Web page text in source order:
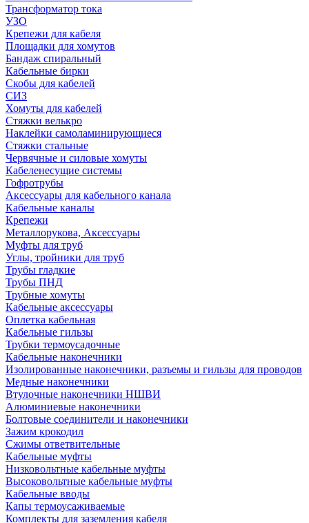
Трансформатор тока
УЗО
Крепежи для кабеля
Площадки для хомутов
Бандаж спиральный
Кабельные бирки
Cкобы для кабелей
СИЗ
Хомуты для кабелей
Стяжки велькро
Наклейки самоламинирующиеся
Стяжки стальные
Червячные и силовые хомуты
Кабеленесущие системы
Гофротрубы
Аксессуары для кабельного канала
Кабельные каналы
Крепежи
Металлорукова, Аксессуары
Муфты для труб
Углы, тройники для труб
Трубы гладкие
Трубы ПНД
Трубные хомуты
Кабельные аксессуары
Оплетка кабельная
Кабельные гильзы
Трубки термоусадочные
Кабельные наконечники
Изолированные наконечники, разъемы и гильзы для проводов
Медные наконечники
Втулочные наконечники НШВИ
Алюминиевые наконечники
Болтовые соединители и наконечники
Зажим крокодил
Сжимы ответвительные
Кабельные муфты
Низковольтные кабельные муфты
Высоковольтные кабельные муфты
Кабельные вводы
Капы термоусаживаемые
Комплекты для заземления кабеля